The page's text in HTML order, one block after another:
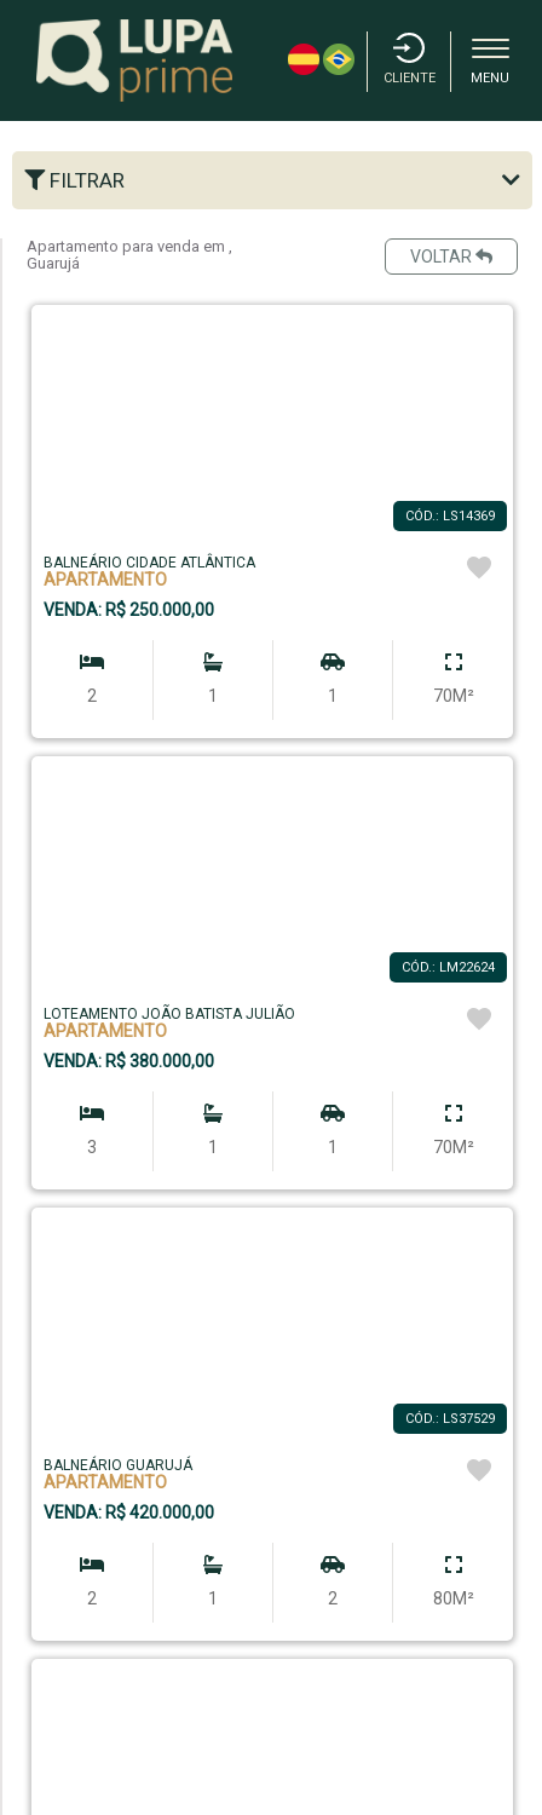
CLIENTE MENU
FILTRAR
Apartamento para venda em ,
Guarujá
VOLTAR
CÓD.: LS14369
BALNEÁRIO CIDADE ATLÂNTICA
APARTAMENTO
VENDA: R$ 250.000,00
2 1 1 70M²
CÓD.: LM22624
LOTEAMENTO JOÃO BATISTA JULIÃO
APARTAMENTO
VENDA: R$ 380.000,00
3 1 1 70M²
CÓD.: LS37529
BALNEÁRIO GUARUJÁ
APARTAMENTO
VENDA: R$ 420.000,00
2 1 2 80M²